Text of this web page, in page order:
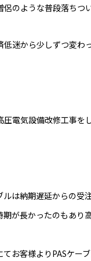
侶のような普段落ち
迷から少しずつ変わ
圧電気設備改修工事
は納期遅延からの受
が長かったのもあり
お客様よりPASケー